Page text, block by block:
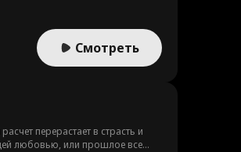
Смотреть
перерастает в страсть и
любовью, или прошлое все